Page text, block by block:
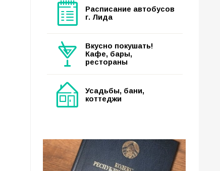
Расписание автобусов
г. Лида
Вкусно покушать!
Кафе, бары,
рестораны
Усадьбы, бани,
коттеджи